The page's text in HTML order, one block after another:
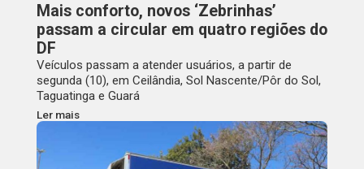
Mais conforto, novos ‘Zebrinhas’
passam a circular em quatro regiões do
DF
Veículos passam a atender usuários, a partir de
segunda (10), em Ceilândia, Sol Nascente/Pôr do Sol,
Taguatinga e Guará
Ler mais